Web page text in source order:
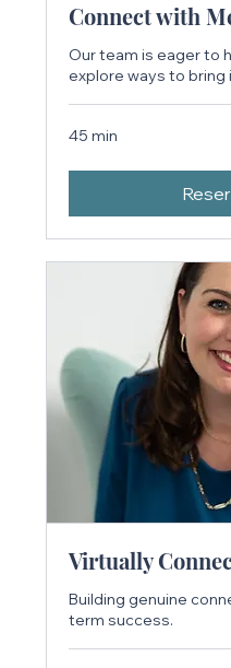
Connect with
Our team is eager to
explore ways to bring
45 min
Virtually
Building genuine
term success.